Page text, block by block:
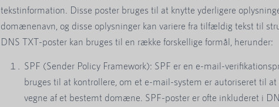
tekstinformation. Disse poster bruges til at knytte yderligere
domænenavn, og disse oplysninger kan variere fra tilfældig tekst til
DNS TXT-poster kan bruges til en række forskellige formål, herunder:
SPF (Sender Policy Framework): SPF er en e-mail-
bruges til at kontrollere, om et e-mail-system er autoriseret til
vegne af et bestemt domæne. SPF-poster er ofte inkluderet i